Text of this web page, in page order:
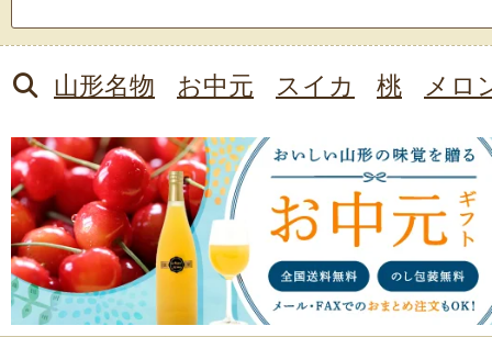
索:
山形名物 お中元 スイカ 桃 メロ